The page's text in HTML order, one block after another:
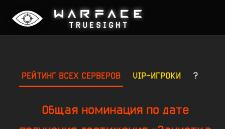
РЕЙТИНГ ВСЕХ СЕРВЕРОВ VIP-ИГРОКИ ?
Общая номинация по дате